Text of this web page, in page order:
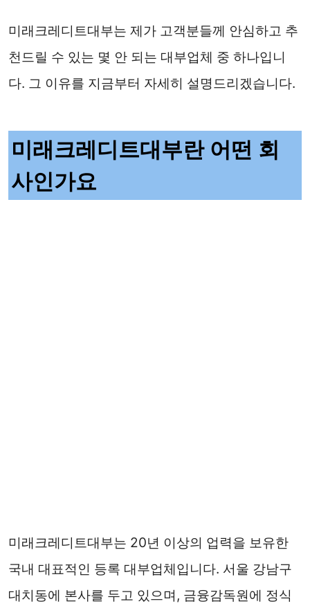
미래크레디트대부는 제가 고객분들께 안심하고 추
천드릴 수 있는 몇 안 되는 대부업체 중 하나입니
다. 그 이유를 지금부터 자세히 설명드리겠습니다.
미래크레디트대부란 어떤 회
사인가요
미래크레디트대부는 20년 이상의 업력을 보유한
국내 대표적인 등록 대부업체입니다. 서울 강남구
대치동에 본사를 두고 있으며, 금융감독원에 정식